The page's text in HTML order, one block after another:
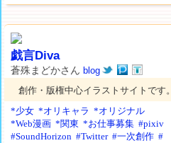
戯言Diva
蒼殊まどかさんblog
創作・版権中心イラストサイトです。
*少女 *オリキャラ *オリジナル
*Web漫画 *関東 *お仕事募集 #pixiv
#SoundHorizon #Twitter #一次創作 #